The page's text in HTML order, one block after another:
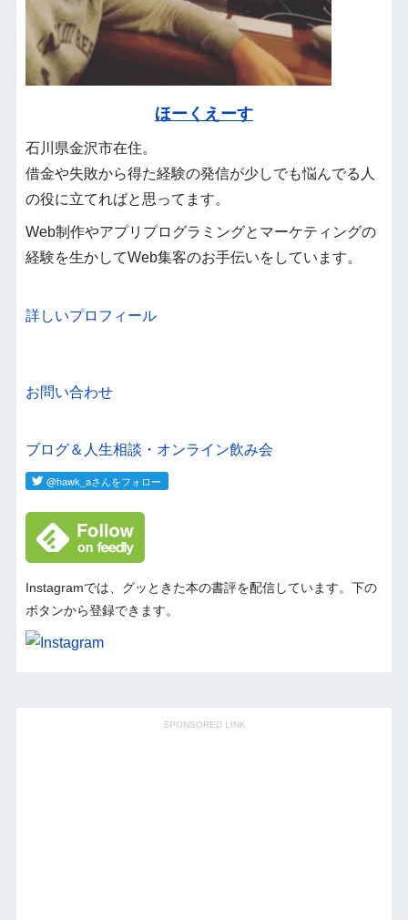
ほーくえーす
石川県金沢市在住。
借金や失敗から得た経験の発信が少しでも悩んでる人
の役に立てればと思ってます。
Web制作やアプリプログラミングとマーケティングの
経験を生かしてWeb集客のお手伝いをしています。
詳しいプロフィール
お問い合わせ
ブログ＆人生相談・オンライン飲み会
Instagramでは、グッときた本の書評を配信しています。下の
ボタンから登録できます。
SPONSORED LINK